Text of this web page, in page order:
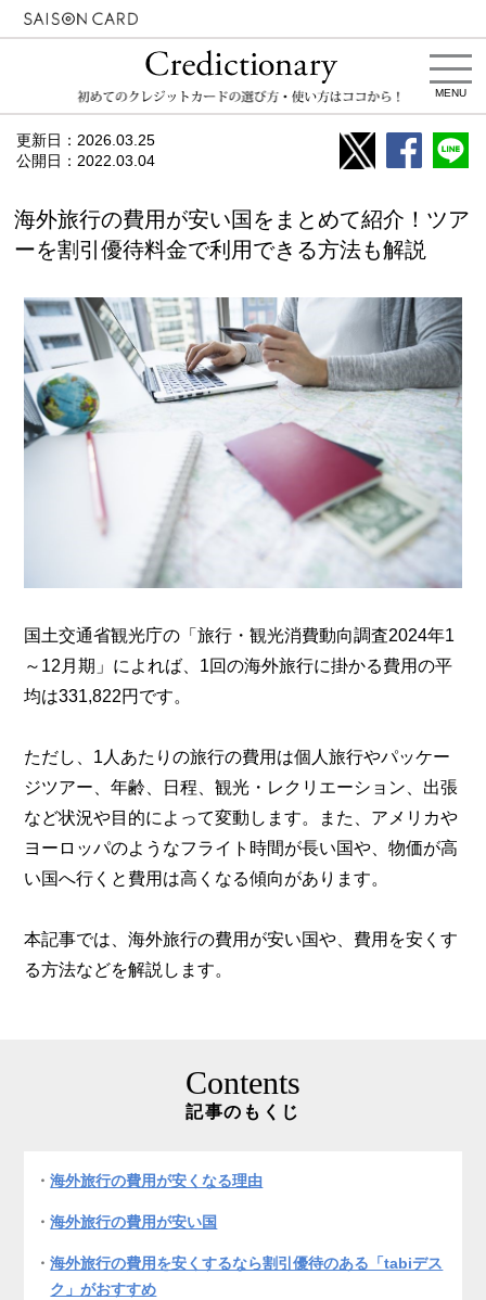
MENU
更新日： 2026.03.25
公開日： 2022.03.04
海外旅行の費用が安い国をまとめて紹介！ツア
ーを割引優待料金で利用できる方法も解説
国土交通省観光庁の「旅行・観光消費動向調査2024年1
～12月期」によれば、1回の海外旅行に掛かる費用の平
均は331,822円です。
ただし、1人あたりの旅行の費用は個人旅行やパッケー
ジツアー、年齢、日程、観光・レクリエーション、出張
など状況や目的によって変動します。また、アメリカや
ヨーロッパのようなフライト時間が長い国や、物価が高
い国へ行くと費用は高くなる傾向があります。
本記事では、海外旅行の費用が安い国や、費用を安くす
る方法などを解説します。
Contents
記事のもくじ
海外旅行の費用が安くなる理由
海外旅行の費用が安い国
海外旅行の費用を安くするなら割引優待のある「tabiデス
ク」がおすすめ